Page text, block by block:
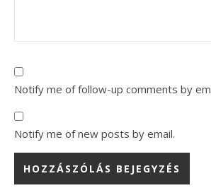
Notify me of follow-up comments by
Notify me of new posts by email.